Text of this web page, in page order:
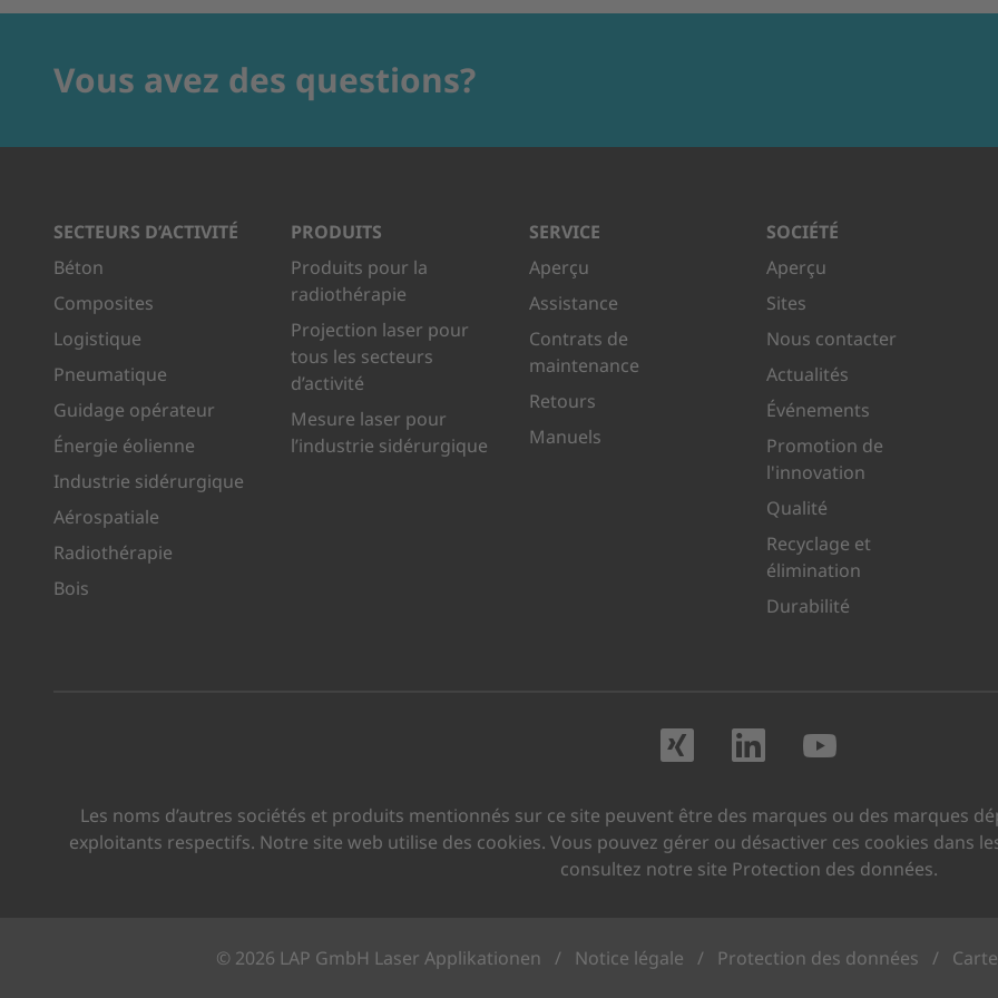
Vous avez des questions?
SECTEURS D’ACTIVITÉ
Béton
Composites
Logistique
Pneumatique
Guidage opérateur
Énergie éolienne
Industrie sidérurgique
Aérospatiale
Radiothérapie
Bois
PRODUITS
Produits pour la
radiothérapie
Projection laser pour
tous les secteurs
d’activité
Mesure laser pour
l’industrie sidérurgique
SERVICE
Aperçu
Assistance
Contrats de
maintenance
Retours
Manuels
SOCIÉTÉ
Aperçu
Sites
Nous contacter
Actualités
Événements
Promotion de
l'innovation
Qualité
Recyclage et
élimination
Durabilité
Rendez-nous
Rendez-
Les noms d’autres sociétés et produits mentionnés sur ce site peuvent être des marques ou des marques
exploitants respectifs. Notre site web utilise des cookies. Vous pouvez gérer ou désactiver ces cookies dans
consultez notre site Protection des données.
© 2026 LAP GmbH Laser Applikationen / Notice légale / Protection des données /